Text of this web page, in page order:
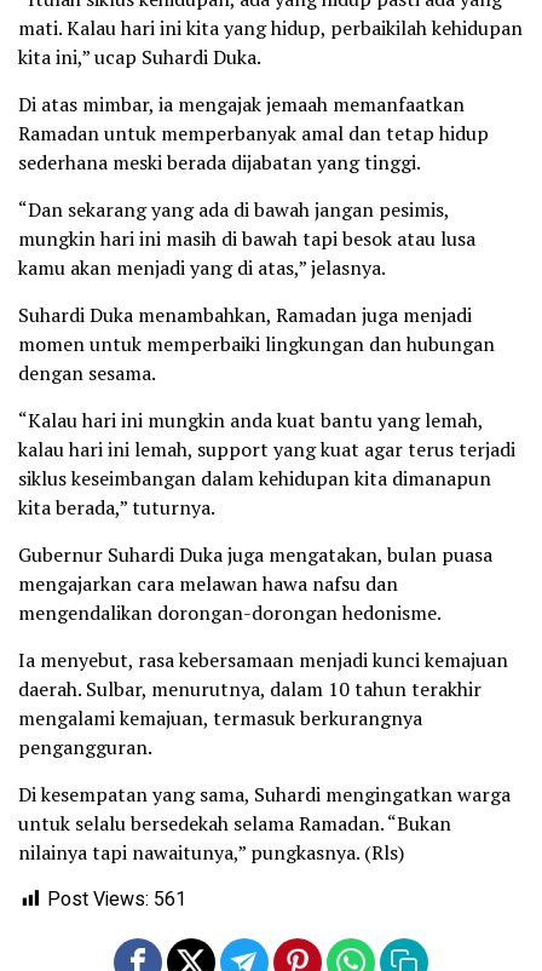
mati. Kalau hari ini kita yang hidup, perbaikilah kehidupan
kita ini,” ucap Suhardi Duka.
Di atas mimbar, ia mengajak jemaah memanfaatkan
Ramadan untuk memperbanyak amal dan tetap hidup
sederhana meski berada dijabatan yang tinggi.
“Dan sekarang yang ada di bawah jangan pesimis,
mungkin hari ini masih di bawah tapi besok atau lusa
kamu akan menjadi yang di atas,” jelasnya.
Suhardi Duka menambahkan, Ramadan juga menjadi
momen untuk memperbaiki lingkungan dan hubungan
dengan sesama.
“Kalau hari ini mungkin anda kuat bantu yang lemah,
kalau hari ini lemah, support yang kuat agar terus terjadi
siklus keseimbangan dalam kehidupan kita dimanapun
kita berada,” tuturnya.
Gubernur Suhardi Duka juga mengatakan, bulan puasa
mengajarkan cara melawan hawa nafsu dan
mengendalikan dorongan-dorongan hedonisme.
Ia menyebut, rasa kebersamaan menjadi kunci kemajuan
daerah. Sulbar, menurutnya, dalam 10 tahun terakhir
mengalami kemajuan, termasuk berkurangnya
pengangguran.
Di kesempatan yang sama, Suhardi mengingatkan warga
untuk selalu bersedekah selama Ramadan. “Bukan
nilainya tapi nawaitunya,” pungkasnya. (Rls)
Post Views: 561